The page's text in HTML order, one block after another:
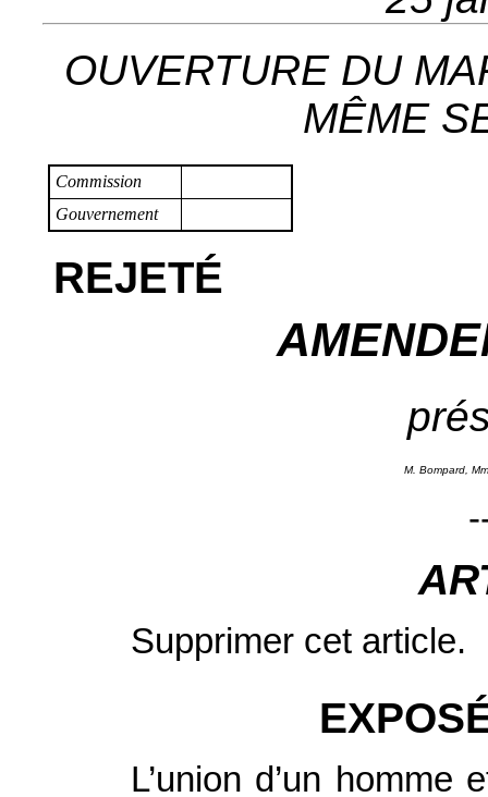
OUVERTURE DU
MÊME
Commission
Gouvernement
REJETÉ
M. Bompard,
Supprimer cet article.
L’union d’un homme